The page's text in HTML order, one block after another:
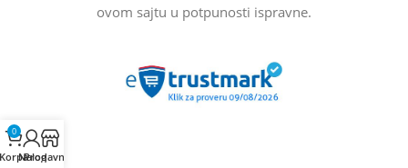
ovom sajtu u potpunosti ispravne.
0
KorpaNalog
Prodavnica